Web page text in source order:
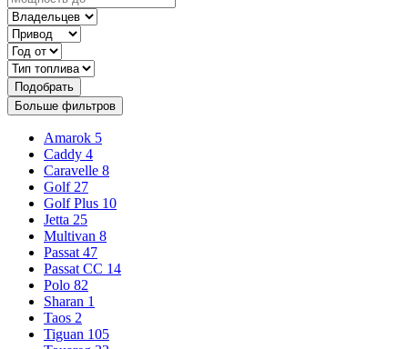
Подобрать
Больше фильтров
Amarok 5
Caddy 4
Caravelle 8
Golf 27
Golf Plus 10
Jetta 25
Multivan 8
Passat 47
Passat CC 14
Polo 82
Sharan 1
Taos 2
Tiguan 105